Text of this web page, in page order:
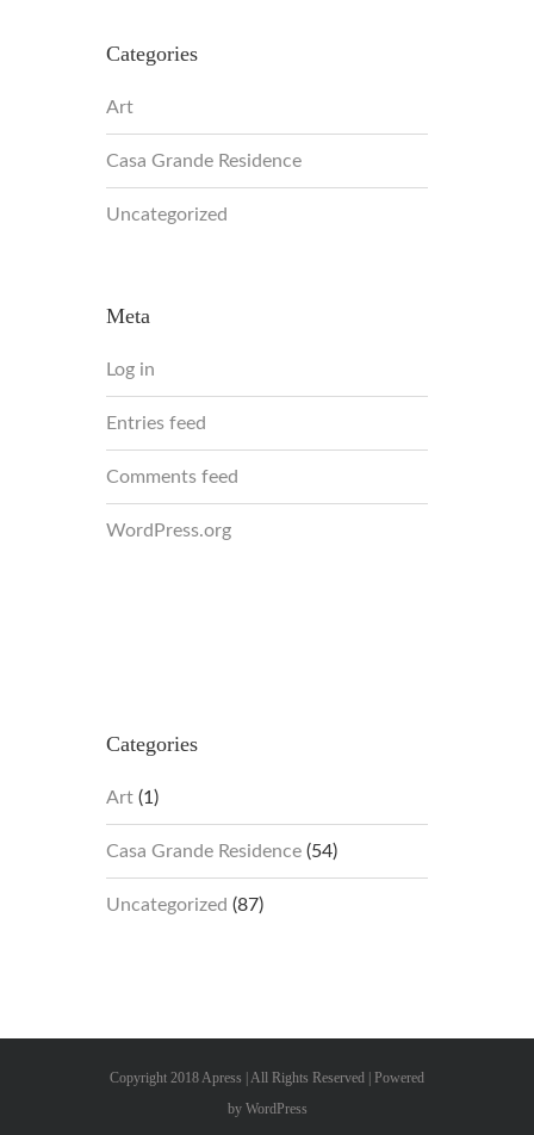
Categories
Art
Casa Grande Residence
Uncategorized
Meta
Log in
Entries feed
Comments feed
WordPress.org
Categories
Art (1)
Casa Grande Residence (54)
Uncategorized (87)
Copyright 2018 Apress | All Rights Reserved | Powered
by WordPress